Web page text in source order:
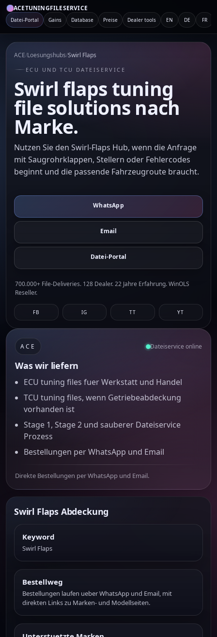
ACETUNINGFILESERVICE
Datei-Portal Gains Database Preise Dealer tools EN DE FR
ACE/Loesungshubs/Swirl Flaps
ECU UND TCU DATEISERVICE
Swirl flaps tuning
file solutions nach
Marke.
Nutzen Sie den Swirl-Flaps Hub, wenn die Anfrage
mit Saugrohrklappen, Stellern oder Fehlercodes
beginnt und die passende Fahrzeugroute braucht.
WhatsApp
Email
Datei-Portal
700.000+ File-Deliveries. 128 Dealer. 22 Jahre Erfahrung. WinOLS
Reseller.
FB IG TT YT
ACE Dateiservice online
Was wir liefern
ECU tuning files fuer Werkstatt und Handel
TCU tuning files, wenn Getriebeabdeckung
vorhanden ist
Stage 1, Stage 2 und sauberer Dateiservice
Prozess
Bestellungen per WhatsApp und Email
Direkte Bestellungen per WhatsApp und Email.
Swirl Flaps Abdeckung
Keyword
Swirl Flaps
Bestellweg
Bestellungen laufen ueber WhatsApp und Email, mit
direkten Links zu Marken- und Modellseiten.